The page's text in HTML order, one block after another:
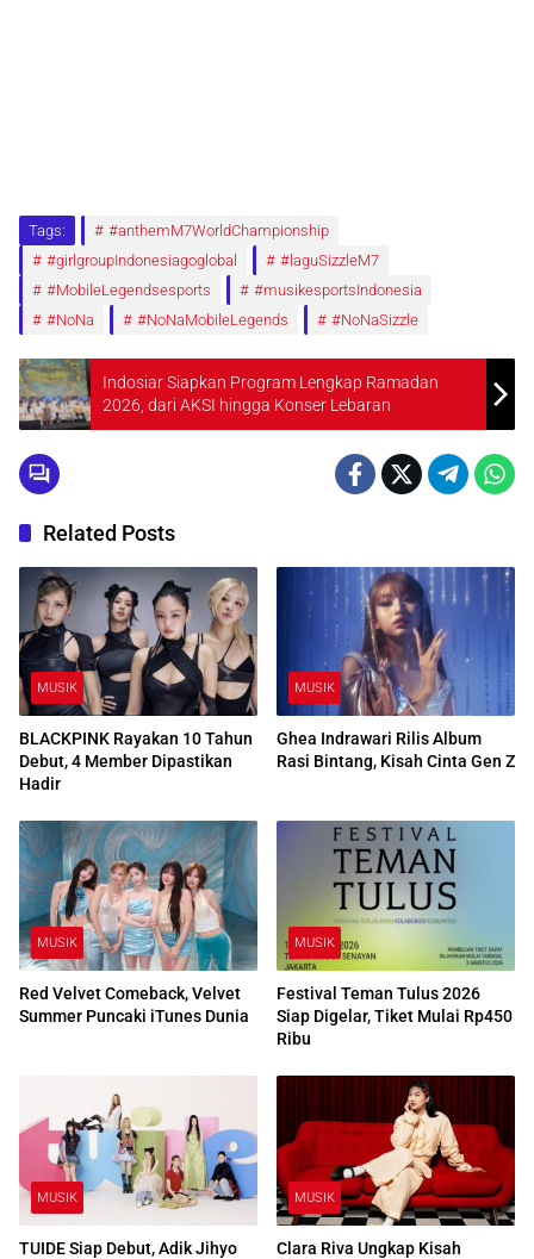
Tags:
#anthemM7WorldChampionship
#girlgroupIndonesiagoglobal
#laguSizzleM7
#MobileLegendsesports
#musikesportsIndonesia
#NoNa
#NoNaMobileLegends #NoNaSizzle
Indosiar Siapkan Program Lengkap Ramadan
2026, dari AKSI hingga Konser Lebaran
Related Posts
MUSIK
BLACKPINK Rayakan 10 Tahun
Debut, 4 Member Dipastikan
Hadir
MUSIK
Ghea Indrawari Rilis Album
Rasi Bintang, Kisah Cinta Gen Z
MUSIK
Red Velvet Comeback, Velvet
Summer Puncaki iTunes Dunia
MUSIK
Festival Teman Tulus 2026
Siap Digelar, Tiket Mulai Rp450
Ribu
MUSIK
TUIDE Siap Debut, Adik Jihyo
MUSIK
Clara Riva Ungkap Kisah